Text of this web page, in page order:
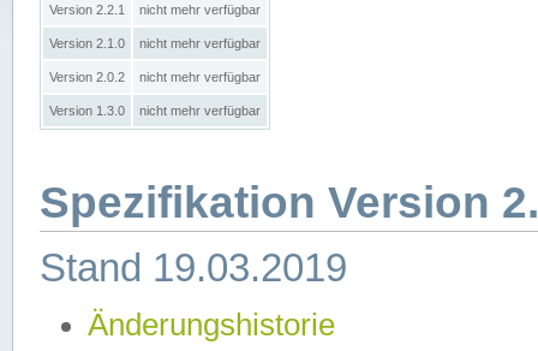
Version 2.2.1 nicht mehr verfügbar
Version 2.1.0 nicht mehr verfügbar
Version 2.0.2 nicht mehr verfügbar
Version 1.3.0 nicht mehr verfügbar
Spezifikation Version
Stand 19.03.2019
Änderungshistorie